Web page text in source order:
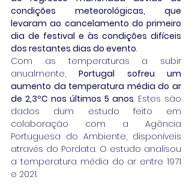
condições meteorológicas, que
levaram ao cancelamento do primeiro
dia de festival e às condições difíceis
dos restantes dias do evento.
Com as temperaturas a subir
anualmente, Portugal sofreu um
aumento da temperatura média do ar
de 2,3ºC nos últimos 5 anos. Estes são
dados dum estudo feito em
colaboração com a Agência
Portuguesa do Ambiente, disponíveis
através do Pordata. O estudo analisou
a temperatura média do ar entre 1971
e 2021.